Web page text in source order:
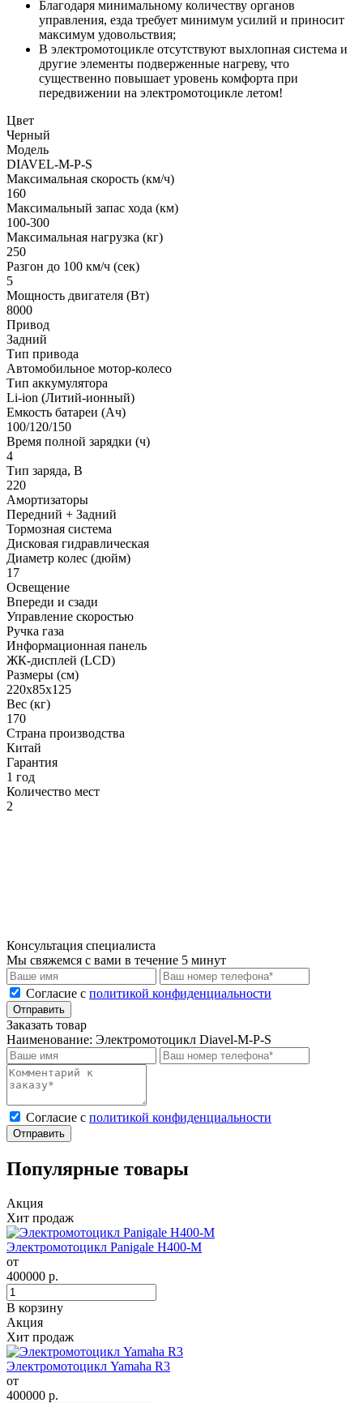
Благодаря минимальному количеству органов
управления, езда требует минимум усилий и приносит
максимум удовольствия;
В электромотоцикле отсутствуют выхлопная система и
другие элементы подверженные нагреву, что
существенно повышает уровень комфорта при
передвижении на электромотоцикле летом!
Цвет
Черный
Модель
DIAVEL-M-P-S
Максимальная скорость (км/ч)
160
Максимальный запас хода (км)
100-300
Максимальная нагрузка (кг)
250
Разгон до 100 км/ч (сек)
5
Мощность двигателя (Вт)
8000
Привод
Задний
Тип привода
Автомобильное мотор-колесо
Тип аккумулятора
Li-ion (Литий-ионный)
Емкость батареи (Ач)
100/120/150
Время полной зарядки (ч)
4
Тип заряда, В
220
Амортизаторы
Передний + Задний
Тормозная система
Дисковая гидравлическая
Диаметр колес (дюйм)
17
Освещение
Впереди и сзади
Управление скоростью
Ручка газа
Информационная панель
ЖК-дисплей (LCD)
Размеры (см)
220x85x125
Вес (кг)
170
Страна производства
Китай
Гарантия
1 год
Количество мест
2
Консультация специалиста
Мы свяжемся с вами в течение 5 минут
Cогласие с политикой конфиденциальности
Отправить
Заказать товар
Наименование: Электромотоцикл Diavel-M-P-S
Cогласие с политикой конфиденциальности
Отправить
Популярные товары
Акция
Хит продаж
Электромотоцикл Panigale H400-M
от
400000 р.
В корзину
Акция
Хит продаж
Электромотоцикл Yamaha R3
от
400000 р.